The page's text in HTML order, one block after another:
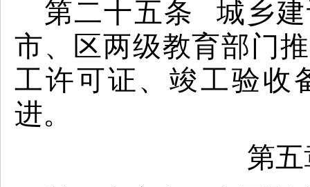
第二十五条 城乡建
市、区两级教育部门
工许可证、竣工验收
进。
第